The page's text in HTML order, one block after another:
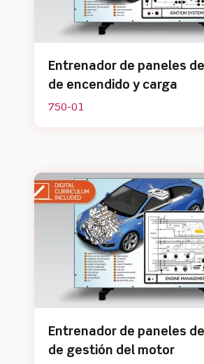
Entrenador de paneles
de encendido y carga
750-01
Entrenador de paneles
de gestión del motor